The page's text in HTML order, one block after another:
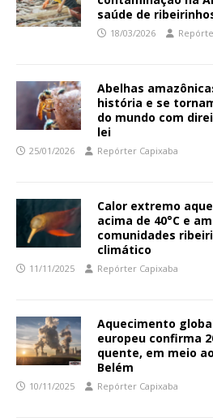
saúde de
18/03/2026
Abelhas
história e se
do mundo com
lei
25/01/2026 Repórter Capixaba
Calor extremo
acima de 40°C e
comunidades
climático
11/11/2025 Repórter Capixaba
Aquecimento
europeu confirma
quente, em meio
Belém
10/11/2025 Repórter Capixaba